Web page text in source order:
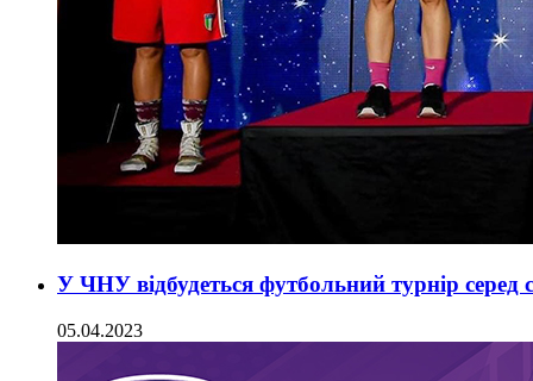
У ЧНУ відбудеться футбольний турнір серед
05.04.2023